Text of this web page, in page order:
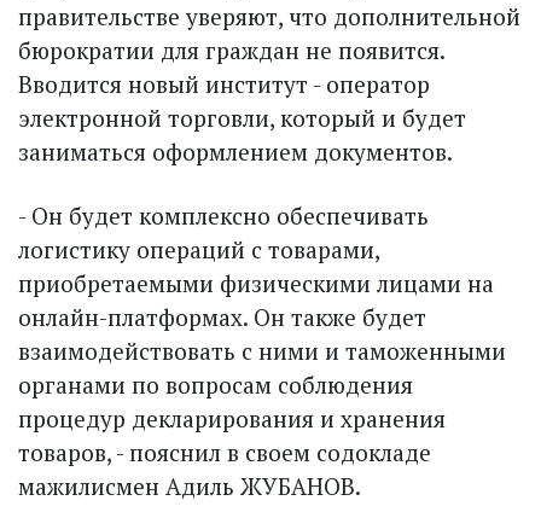
правительстве уверяют, что дополнительной
бюрократии для граждан не появится.
Вводится новый институт - оператор
электронной торговли, который и будет
заниматься оформлением документов.
- Он будет комплексно обеспечивать
логистику операций с товарами,
приобретаемыми физическими лицами на
онлайн-платформах. Он также будет
взаимодействовать с ними и таможенными
органами по вопросам соблюдения
процедур декларирования и хранения
товаров, - пояснил в своем содокладе
мажилисмен Адиль ЖУБАНОВ.